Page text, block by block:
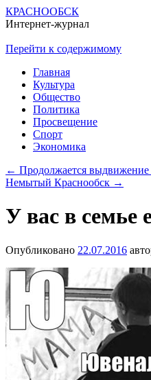
КРАСНООБСК
Интернет-журнал
Перейти к содержимому
Главная
Культура
Общество
Политика
Просвещение
Спорт
Экономика
← Продолжается выдвижение
Немытый Краснообск →
У вас в семье
Опубликовано 22.07.2016